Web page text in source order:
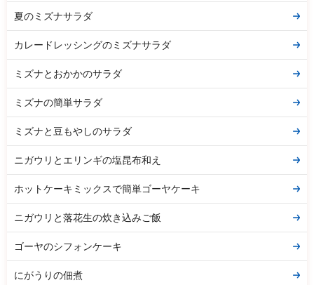
夏のミズナサラダ
カレードレッシングのミズナサラダ
ミズナとおかかのサラダ
ミズナの簡単サラダ
ミズナと豆もやしのサラダ
ニガウリとエリンギの塩昆布和え
ホットケーキミックスで簡単ゴーヤケーキ
ニガウリと落花生の炊き込みご飯
ゴーヤのシフォンケーキ
にがうりの佃煮